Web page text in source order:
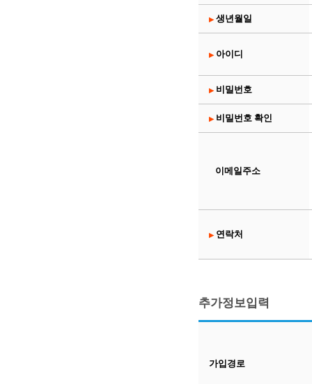
▶생년월일
▶아이디
▶비밀번호
▶비밀번호 확인
이메일주소
▶연락처
추가정보입력
가입경로